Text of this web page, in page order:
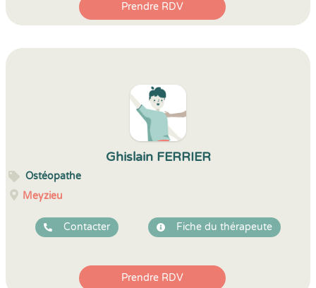
Prendre RDV
Ghislain FERRIER
Ostéopathe
Meyzieu
Contacter Fiche du thérapeute
Prendre RDV